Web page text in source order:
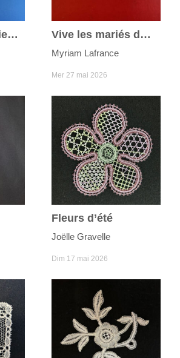
La Madonna italienne Vive les mariés du joli mois de mai
Myriam Lafrance
Mer 27 mai 2026
Fleurs d’été
Joëlle Gravelle
Dim 17 mai 2026